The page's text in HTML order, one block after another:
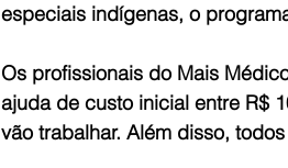
especiais indígenas, o
Os profissionais do Mais
ajuda de custo inicial entre R$
vão trabalhar. Além disso,